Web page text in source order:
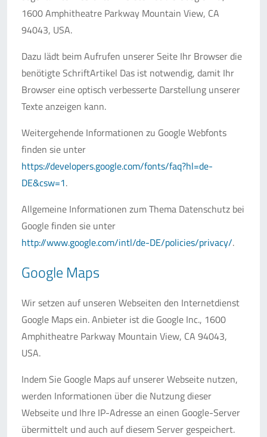
1600 Amphitheatre Parkway Mountain View, CA
94043, USA.
Dazu lädt beim Aufrufen unserer Seite Ihr Browser die
benötigte SchriftArtikel Das ist notwendig, damit Ihr
Browser eine optisch verbesserte Darstellung unserer
Texte anzeigen kann.
Weitergehende Informationen zu Google Webfonts
finden sie unter
https://developers.google.com/fonts/faq?hl=de-
DE&csw=1.
Allgemeine Informationen zum Thema Datenschutz bei
Google finden sie unter
http://www.google.com/intl/de-DE/policies/privacy/.
Google Maps
Wir setzen auf unseren Webseiten den Internetdienst
Google Maps ein. Anbieter ist die Google Inc., 1600
Amphitheatre Parkway Mountain View, CA 94043,
USA.
Indem Sie Google Maps auf unserer Webseite nutzen,
werden Informationen über die Nutzung dieser
Webseite und Ihre IP-Adresse an einen Google-Server
übermittelt und auch auf diesem Server gespeichert.